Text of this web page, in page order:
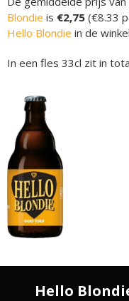
Blondie is €2,75 (€8.33
Hello Blondie in de
In een fles 33cl zit in
Hello